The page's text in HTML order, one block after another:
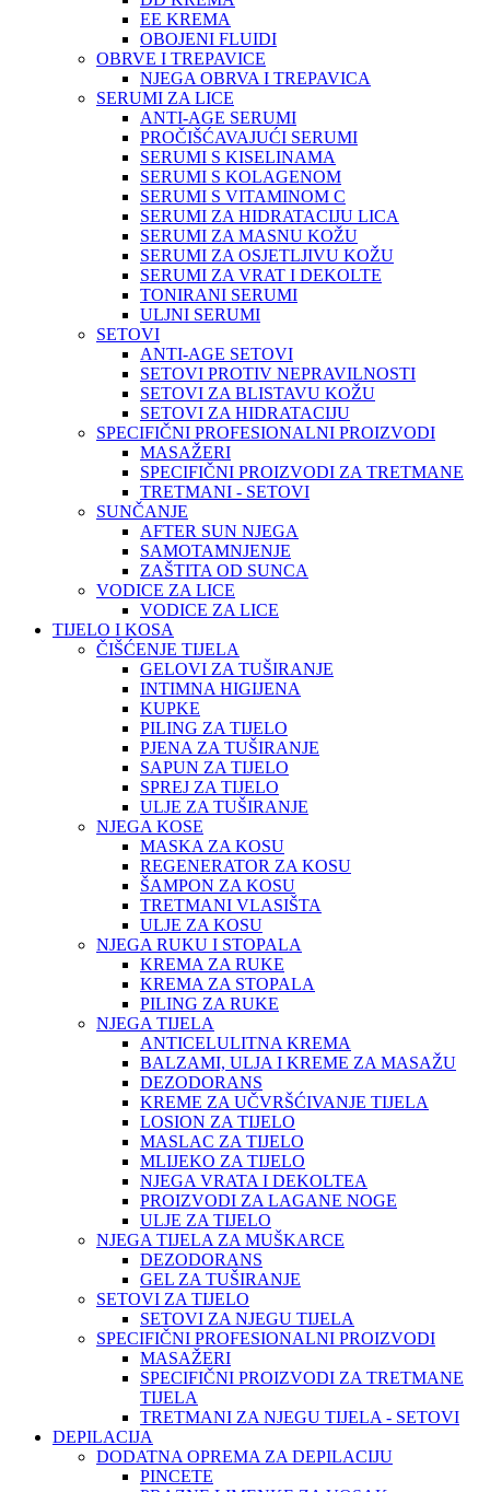
EE KREMA
OBOJENI FLUIDI
OBRVE I TREPAVICE
NJEGA OBRVA I TREPAVICA
SERUMI ZA LICE
ANTI-AGE SERUMI
PROČIŠĆAVAJUĆI SERUMI
SERUMI S KISELINAMA
SERUMI S KOLAGENOM
SERUMI S VITAMINOM C
SERUMI ZA HIDRATACIJU LICA
SERUMI ZA MASNU KOŽU
SERUMI ZA OSJETLJIVU KOŽU
SERUMI ZA VRAT I DEKOLTE
TONIRANI SERUMI
ULJNI SERUMI
SETOVI
ANTI-AGE SETOVI
SETOVI PROTIV NEPRAVILNOSTI
SETOVI ZA BLISTAVU KOŽU
SETOVI ZA HIDRATACIJU
SPECIFIČNI PROFESIONALNI PROIZVODI
MASAŽERI
SPECIFIČNI PROIZVODI ZA TRETMANE
TRETMANI - SETOVI
SUNČANJE
AFTER SUN NJEGA
SAMOTAMNJENJE
ZAŠTITA OD SUNCA
VODICE ZA LICE
VODICE ZA LICE
TIJELO I KOSA
ČIŠĆENJE TIJELA
GELOVI ZA TUŠIRANJE
INTIMNA HIGIJENA
KUPKE
PILING ZA TIJELO
PJENA ZA TUŠIRANJE
SAPUN ZA TIJELO
SPREJ ZA TIJELO
ULJE ZA TUŠIRANJE
NJEGA KOSE
MASKA ZA KOSU
REGENERATOR ZA KOSU
ŠAMPON ZA KOSU
TRETMANI VLASIŠTA
ULJE ZA KOSU
NJEGA RUKU I STOPALA
KREMA ZA RUKE
KREMA ZA STOPALA
PILING ZA RUKE
NJEGA TIJELA
ANTICELULITNA KREMA
BALZAMI, ULJA I KREME ZA MASAŽU
DEZODORANS
KREME ZA UČVRŠĆIVANJE TIJELA
LOSION ZA TIJELO
MASLAC ZA TIJELO
MLIJEKO ZA TIJELO
NJEGA VRATA I DEKOLTEA
PROIZVODI ZA LAGANE NOGE
ULJE ZA TIJELO
NJEGA TIJELA ZA MUŠKARCE
DEZODORANS
GEL ZA TUŠIRANJE
SETOVI ZA TIJELO
SETOVI ZA NJEGU TIJELA
SPECIFIČNI PROFESIONALNI PROIZVODI
MASAŽERI
SPECIFIČNI PROIZVODI ZA TRETMANE
TIJELA
TRETMANI ZA NJEGU TIJELA - SETOVI
DEPILACIJA
DODATNA OPREMA ZA DEPILACIJU
PINCETE